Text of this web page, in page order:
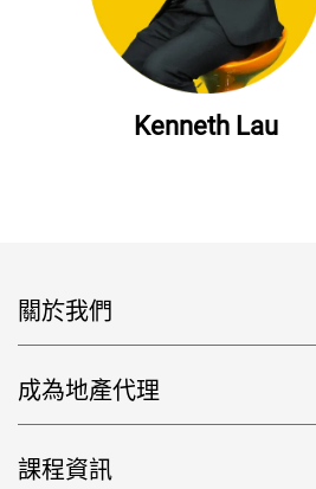
Kenneth Lau
關於我們
成為地產代理
課程資訊